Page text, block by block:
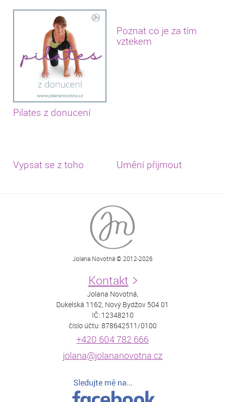
Pilates z donucení
Poznat co je za tím
vztekem
Vypsat se z toho Umění přijmout
Jolana Novotná © 2012-2026
Kontakt
Jolana Novotná,
Dukelská 1162, Nový Bydžov 504 01
IČ: 12348210
číslo účtu: 878642511/0100
+420 604 782 666
jolana@jolananovotna.cz